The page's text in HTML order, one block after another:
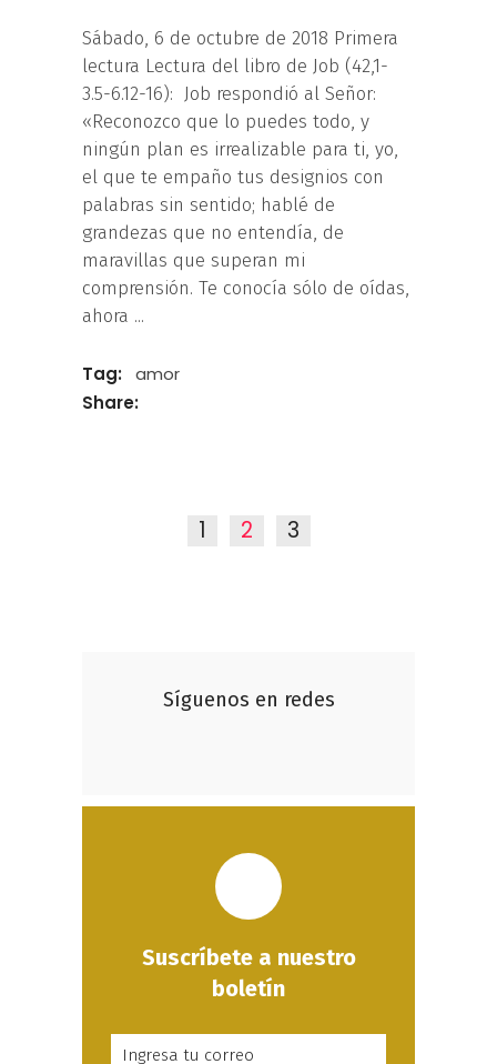
Sábado, 6 de octubre de 2018 Primera
lectura Lectura del libro de Job (42,1-
3.5-6.12-16): Job respondió al Señor:
«Reconozco que lo puedes todo, y
ningún plan es irrealizable para ti, yo,
el que te empaño tus designios con
palabras sin sentido; hablé de
grandezas que no entendía, de
maravillas que superan mi
comprensión. Te conocía sólo de oídas,
ahora
Tag:
amor
Share:
1 2 3
Síguenos en redes
Suscríbete a nuestro
boletín